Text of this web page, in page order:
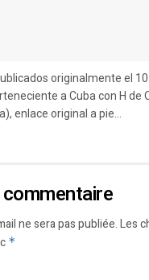
originalmente el
a Cuba con H de
enlace original a pie...
ne sera pas publiée.Les
*